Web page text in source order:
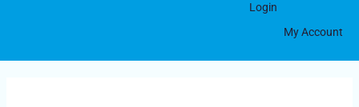
Login
My Account